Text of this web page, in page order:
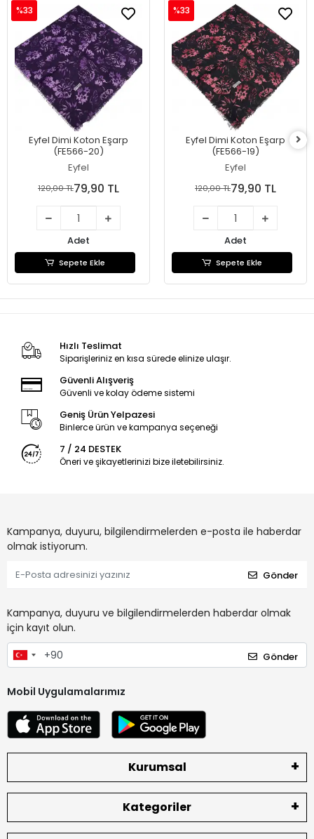
Eyfel Dimi Koton Eşarp
(FE566-20)
Eyfel
%33
120,00 TL79,90 TL
Adet
Sepete Ekle
Eyfel Dimi Koton Eşarp
(FE566-19)
Eyfel
%33
120,00 TL79,90 TL
Adet
Sepete Ekle
Hızlı Teslimat
Siparişleriniz en kısa sürede elinize ulaşır.
Güvenli Alışveriş
Güvenli ve kolay ödeme sistemi
Geniş Ürün Yelpazesi
Binlerce ürün ve kampanya seçeneği
7 / 24 DESTEK
Öneri ve şikayetlerinizi bize iletebilirsiniz.
Kampanya, duyuru, bilgilendirmelerden e-posta ile haberdar
olmak istiyorum.
Gönder
Kampanya, duyuru ve bilgilendirmelerden haberdar olmak
için kayıt olun.
Gönder
Mobil Uygulamalarımız
Kurumsal
Kategoriler